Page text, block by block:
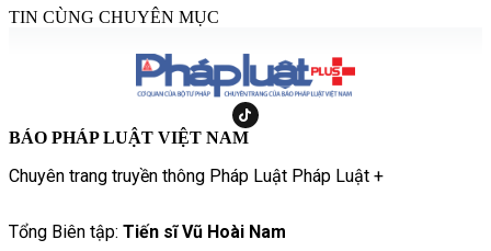
TIN CÙNG CHUYÊN MỤC
BÁO PHÁP LUẬT VIỆT NAM
Chuyên trang truyền thông Pháp Luật Pháp Luật +
Tổng Biên tập: Tiến sĩ Vũ Hoài Nam